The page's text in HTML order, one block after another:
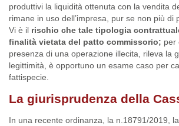
produttivi la liquidità ottenuta con la vendita
rimane in uso dell’impresa, pur se non più di
Vi è il rischio che tale tipologia
finalità vietata del patto commissorio; per
presenza di una operazione illecita, rileva la
legittimità, è opportuno un esame caso per
fattispecie.
La giurisprudenza della
In una recente ordinanza, la n.18791/2019,